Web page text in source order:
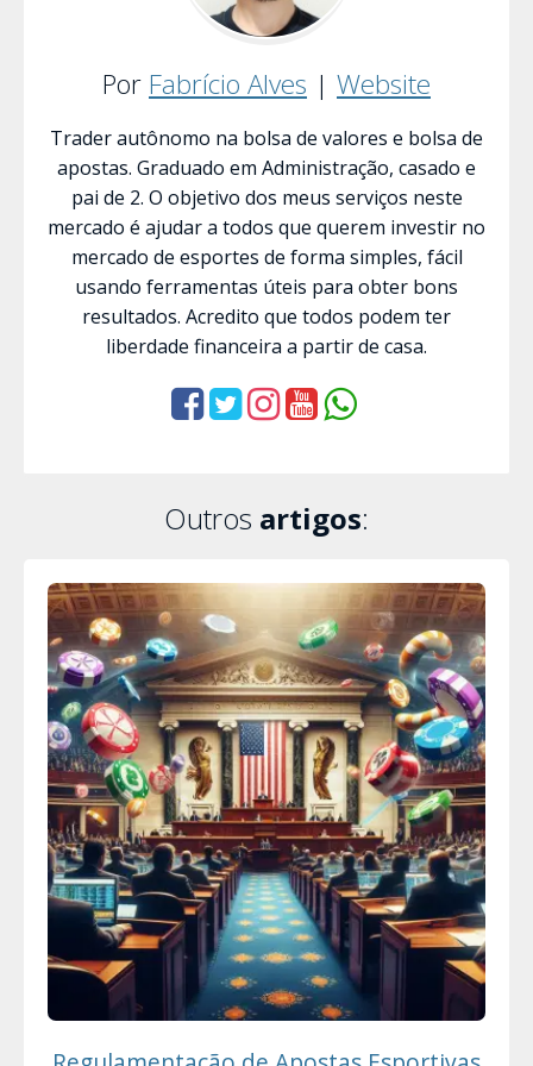
Por Fabrício Alves | Website
Trader autônomo na bolsa de valores e bolsa de
apostas. Graduado em Administração, casado e
pai de 2. O objetivo dos meus serviços neste
mercado é ajudar a todos que querem investir no
mercado de esportes de forma simples, fácil
usando ferramentas úteis para obter bons
resultados. Acredito que todos podem ter
liberdade financeira a partir de casa.
Outros artigos: